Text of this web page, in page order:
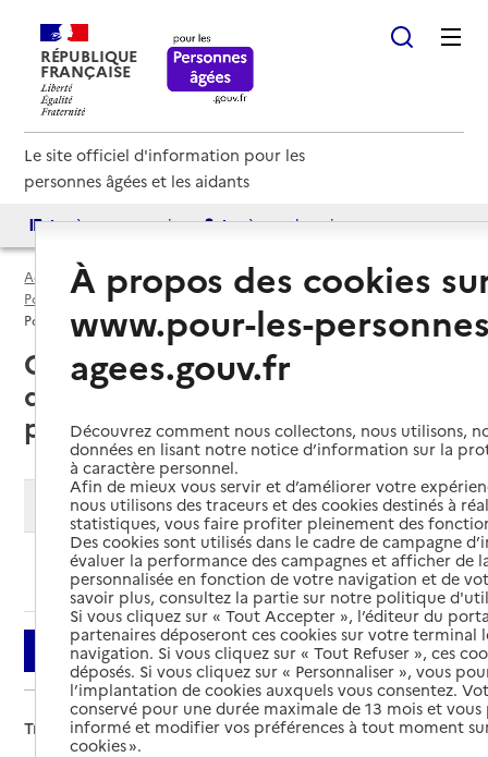
RÉPUBLIQUE
FRANÇAISE
Le site officiel d'information pour les
personnes âgées et les aidants
Accès aux annuaires Accès par besoin
Accueil
Espace annuaire
Points d'information par département
Indre-et-Loire (37)
Point d'information local dédié aux personnes âgées
Chinon (37500) : liste des points
d'information locaux dédiés aux
personnes âgées
Modifier ma recherche
Ajouter cette recherche aux favoris
Filtrer
Trier par :
À propos des cookies
www.pour-les-
agees.gouv.fr
Découvrez comment nous collectons, nous utilisons,
données en lisant notre notice d’information sur la
à caractère personnel.
Afin de mieux vous servir et d’améliorer votre
nous utilisons des traceurs et des cookies destinés à
statistiques, vous faire profiter pleinement des
Des cookies sont utilisés dans le cadre de campagne
évaluer la performance des campagnes et afficher de
personnalisée en fonction de votre navigation et de
savoir plus, consultez la partie sur notre politique
Si vous cliquez sur « Tout Accepter », l’éditeur du
partenaires déposeront ces cookies sur votre terminal
navigation. Si vous cliquez sur « Tout Refuser », ces
déposés. Si vous cliquez sur « Personnaliser », vous
l’implantation de cookies auxquels vous consentez.
conservé pour une durée maximale de 13 mois et
informé et modifier vos préférences à tout moment
cookies ».